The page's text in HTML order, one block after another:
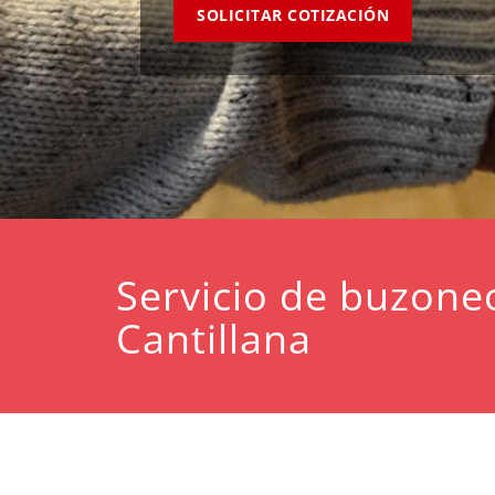
SOLICITAR COTIZACIÓN
Servicio de
Cantillana